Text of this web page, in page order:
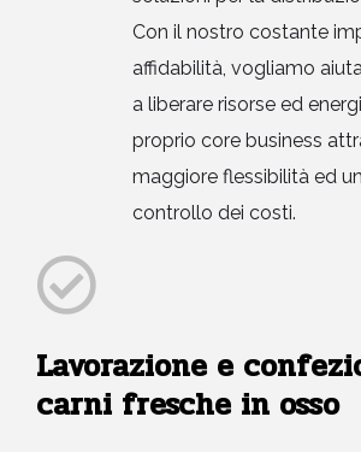
Con il nostro costante
affidabilità, vogliamo
a liberare risorse ed
proprio core business
maggiore flessibilità ed
controllo dei costi.
Lavorazione e
carni fresche in osso